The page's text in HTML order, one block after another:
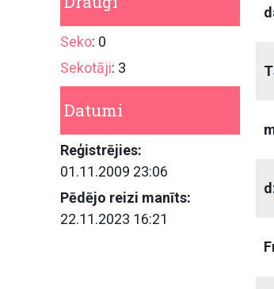
Seko: 0
Sekotāji: 3
Datumi
Reģistrējies:
01.11.2009 23:06
Pēdējo reizi manīts:
22.11.2023 16:21